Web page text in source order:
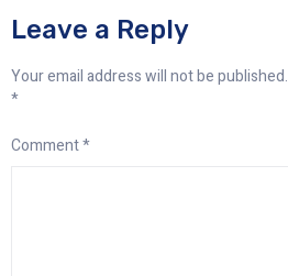
Leave a Reply
Your email address will not be published.
*
Comment*